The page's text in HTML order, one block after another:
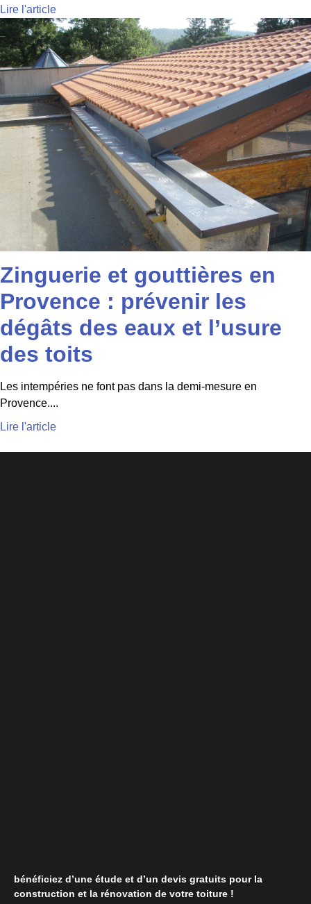
Lire l'article
Zinguerie et gouttières en
Provence : prévenir les
dégâts des eaux et l’usure
des toits
Les intempéries ne font pas dans la demi-mesure en
Provence....
Lire l'article
bénéficiez d’une étude et d’un devis gratuits pour la
construction et la rénovation de votre toiture !